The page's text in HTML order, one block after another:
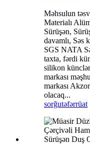
Məhsulun
Materialı
Sürüşən,
davamlı, Səs
SGS NATA
taxta, fərdi
silikon
markası
markası
olacaq...
sorğutəfərrüat